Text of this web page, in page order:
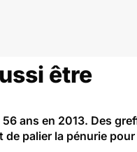
être
ans en 2013. Des
palier la pénurie pour